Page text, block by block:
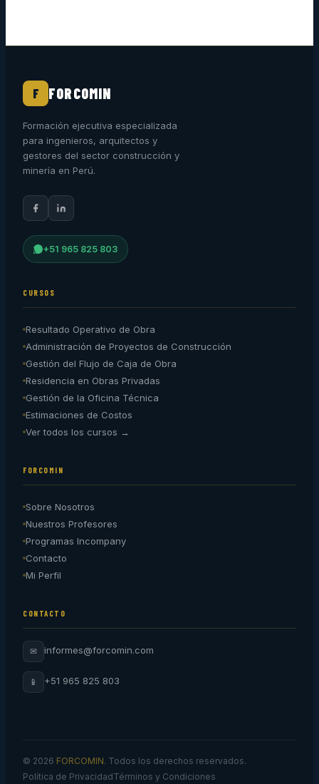
F FORCOMIN
Formación ejecutiva especializada
para ingenieros, arquitectos y
gestores del sector construcción y
minería en Perú.
+51 965 825 803
CURSOS
Resultado Operativo de Obra
Administración de Proyectos de Construcción
Gestión del Flujo de Caja de Obra
Residencia en Obras Privadas
Gestión de la Oficina Técnica
Estimaciones de Costos
Ver todos los cursos →
FORCOMIN
Sobre Nosotros
Nuestros Profesores
Programas Incompany
Contacto
Mi Perfil
CONTACTO
✉ informes@forcomin.com
📱 +51 965 825 803
© 2026 FORCOMIN. Todos los derechos reservados.
Política de PrivacidadTérminos y Condiciones